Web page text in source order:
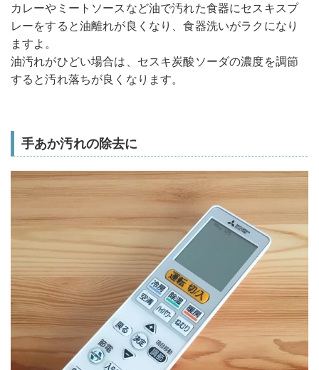
カレーやミートソースなど油で汚れた食器にセスキスプ
レーをすると油離れが良くなり、食器洗いがラクになり
ますよ。
油汚れがひどい場合は、セスキ炭酸ソーダの濃度を調節
すると汚れ落ちが良くなります。
手あか汚れの除去に